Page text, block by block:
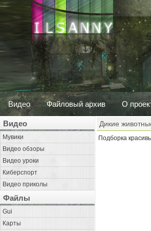
Видео Файловый архив О
Видео
Мувики
Видео обзоры
Видео уроки
Киберспорт
Видео приколы
Файлы
Gui
Карты
Дикие
Подборка